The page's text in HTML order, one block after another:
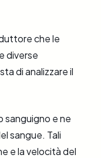
che le
diverse
di analizzare il
sanguigno e ne
sangue. Tali
e la velocità del